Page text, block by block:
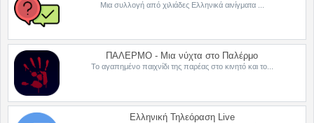
Μια συλλογή από χιλιάδες Ελληνικά αινίγματα ...
ΠΑΛΕΡΜΟ - Μια νύχτα στο Παλέρμο
Το αγαπημένο παιχνίδι της παρέας στο κινητό και το...
Ελληνική Τηλεόραση Live